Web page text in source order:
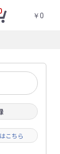
￥0
こちら